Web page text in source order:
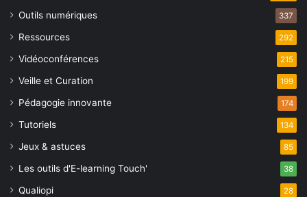
Outils numériques 337
Ressources 292
Vidéoconférences 215
Veille et Curation 199
Pédagogie innovante 174
Tutoriels 134
Jeux & astuces 85
Les outils d'E-learning Touch' 38
Qualiopi 28